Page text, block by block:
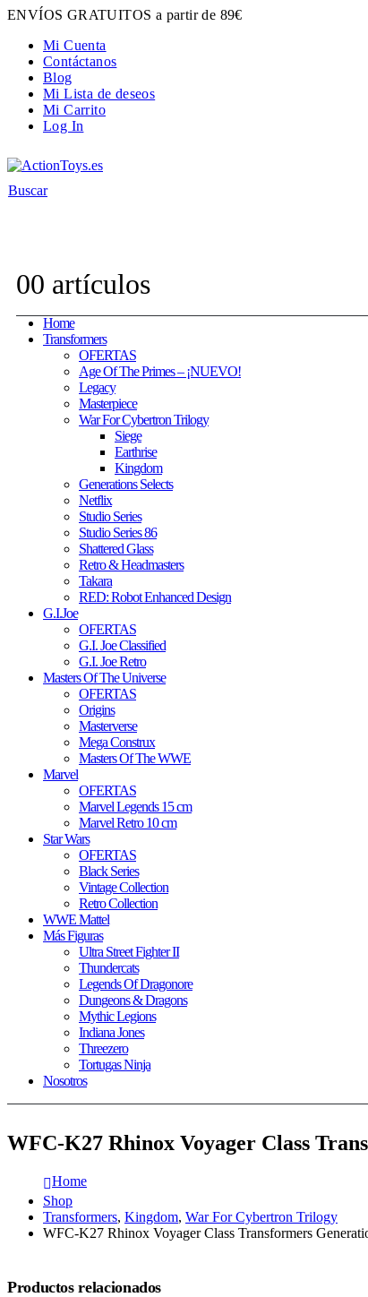
ENVÍOS GRATUITOS a partir de 89€
Mi Cuenta
Contáctanos
Blog
Mi Lista de deseos
Mi Carrito
Log In
Buscar
00 artículos
Home
Transformers
OFERTAS
Age Of The Primes – ¡NUEVO!
Legacy
Masterpiece
War For Cybertron Trilogy
Siege
Earthrise
Kingdom
Generations Selects
Netflix
Studio Series
Studio Series 86
Shattered Glass
Retro & Headmasters
Takara
RED: Robot Enhanced Design
G.I.Joe
OFERTAS
G.I. Joe Classified
G.I. Joe Retro
Masters Of The Universe
OFERTAS
Origins
Masterverse
Mega Construx
Masters Of The WWE
Marvel
OFERTAS
Marvel Legends 15 cm
Marvel Retro 10 cm
Star Wars
OFERTAS
Black Series
Vintage Collection
Retro Collection
WWE Mattel
Más Figuras
Ultra Street Fighter II
Thundercats
Legends Of Dragonore
Dungeons & Dragons
Mythic Legions
Indiana Jones
Threezero
Tortugas Ninja
Nosotros
WFC-K27 Rhinox Voyager Class
Home
Shop
Transformers, Kingdom, War For Cybertron Trilogy
WFC-K27 Rhinox Voyager Class Transformers
Productos relacionados